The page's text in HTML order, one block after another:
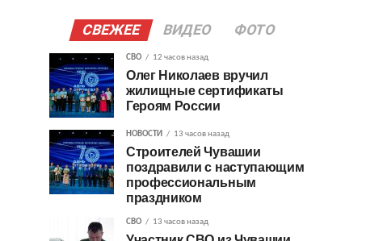
СВЕЖЕЕ ВИДЕО ФОТО
СВО 12 часов назад
Олег Николаев вручил
жилищные сертификаты
Героям России
НОВОСТИ 13 часов назад
Строителей Чувашии
поздравили с наступающим
профессиональным
праздником
СВО 13 часов назад